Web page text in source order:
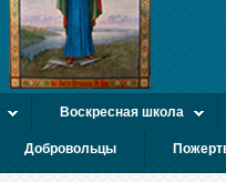
Воскресная школа
Добровольцы